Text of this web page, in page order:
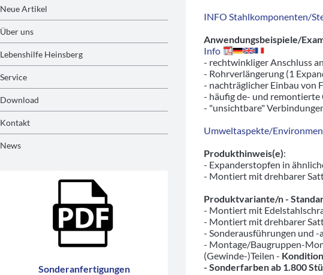
Neue Artikel
Über uns
Lebenshilfe Heinsberg
Service
Download
Kontakt
News
Sonderanfertigungen
INFO Stahlkomponenten/
Anwendungsbeispiele/
Info
- rechtwinkliger Anschluss
- Rohrverlängerung (1
- nachträglicher Einbau von
- häufig de- und remontierte
- "unsichtbare"
Umweltaspekte/
Produkthinweis(e):
- Expanderstopfen in
- Montiert mit drehbarer
Produktvariante/n -
- Montiert mit
- Montiert mit drehbarer
- Sonderausführungen und -
- Montage/Baugruppen-
(Gewinde-)Teilen -
- Sonderfarben ab 1.800